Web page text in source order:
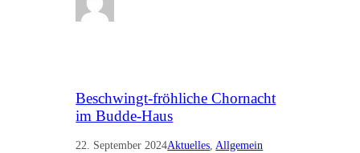
Beschwingt-fröhliche Chornacht
im Budde-Haus
22. September 2024Aktuelles, Allgemein